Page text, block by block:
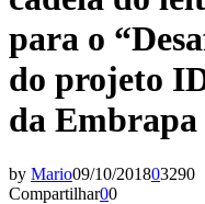
para o
do projeto
da Embrapa
by Mario09/10/201803290
Compartilhar00